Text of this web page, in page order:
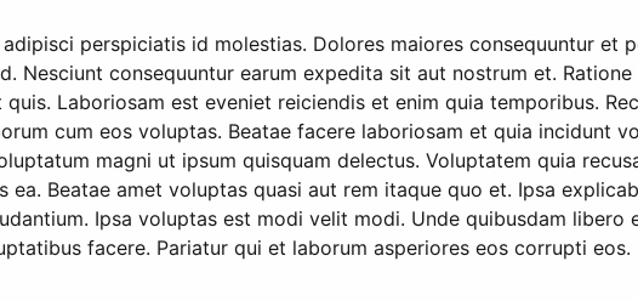
perspiciatis id molestias. Dolores maiores consequuntur
Nesciunt consequuntur earum expedita sit aut nostrum et.
Laboriosam est eveniet reiciendis et enim quia temporibus.
cum eos voluptas. Beatae facere laboriosam et quia incidunt
magni ut ipsum quisquam delectus. Voluptatem quia
ea. Beatae amet voluptas quasi aut rem itaque quo et. Ipsa
Ipsa voluptas est modi velit modi. Unde quibusdam
facere. Pariatur qui et laborum asperiores eos corrupti eos.